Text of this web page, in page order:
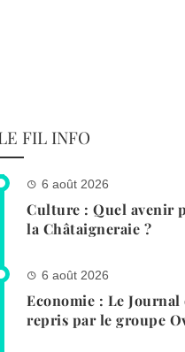
FIL INFO
6 août 2026
Culture : Quel avenir
la Châtaigneraie ?
6 août 2026
Economie : Le
repris par le groupe